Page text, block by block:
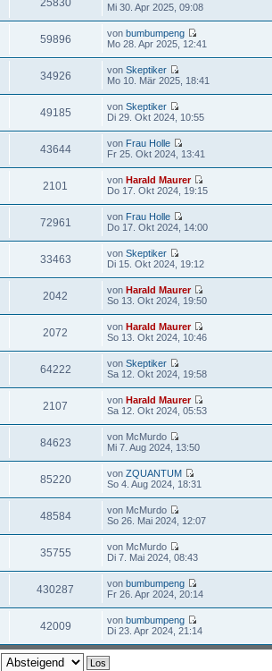
25830
Mi 30. Apr 2025, 09:08
59896 vonbumbumpeng
Mo 28. Apr 2025, 12:41
34926 vonSkeptiker
Mo 10. Mär 2025, 18:41
49185 vonSkeptiker
Di 29. Okt 2024, 10:55
43644 von Frau Holle
Fr 25. Okt 2024, 13:41
2101 vonHarald Maurer
Do 17. Okt 2024, 19:15
72961 von Frau Holle
Do 17. Okt 2024, 14:00
33463 vonSkeptiker
Di 15. Okt 2024, 19:12
2042 vonHarald Maurer
So 13. Okt 2024, 19:50
2072 vonHarald Maurer
So 13. Okt 2024, 10:46
64222 vonSkeptiker
Sa 12. Okt 2024, 19:58
2107 vonHarald Maurer
Sa 12. Okt 2024, 05:53
84623
von McMurdo
Mi 7. Aug 2024, 13:50
85220 vonZQUANTUM
So 4. Aug 2024, 18:31
48584
von McMurdo
So 26. Mai 2024, 12:07
35755
von McMurdo
Di 7. Mai 2024, 08:43
430287 vonbumbumpeng
Fr 26. Apr 2024, 20:14
42009 vonbumbumpeng
Di 23. Apr 2024, 21:14